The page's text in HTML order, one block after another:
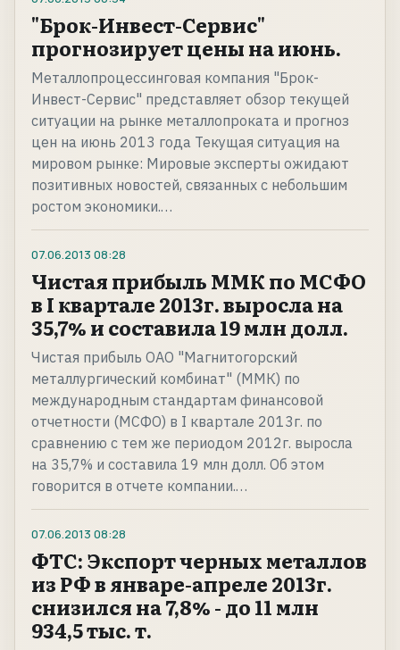
"Брок-Инвест-Сервис"
прогнозирует цены на июнь.
Металлопроцессинговая компания "Брок-
Инвест-Сервис" представляет обзор текущей
ситуации на рынке металлопроката и прогноз
цен на июнь 2013 года Текущая ситуация на
мировом рынке: Мировые эксперты ожидают
позитивных новостей, связанных с небольшим
ростом экономики.…
07.06.2013 08:28
Чистая прибыль ММК по МСФО
в I квартале 2013г. выросла на
35,7% и составила 19 млн долл.
Чистая прибыль ОАО "Магнитогорский
металлургический комбинат" (ММК) по
международным стандартам финансовой
отчетности (МСФО) в I квартале 2013г. по
сравнению с тем же периодом 2012г. выросла
на 35,7% и составила 19 млн долл. Об этом
говорится в отчете компании.…
07.06.2013 08:28
ФТС: Экспорт черных металлов
из РФ в январе-апреле 2013г.
снизился на 7,8% - до 11 млн
934,5 тыс. т.